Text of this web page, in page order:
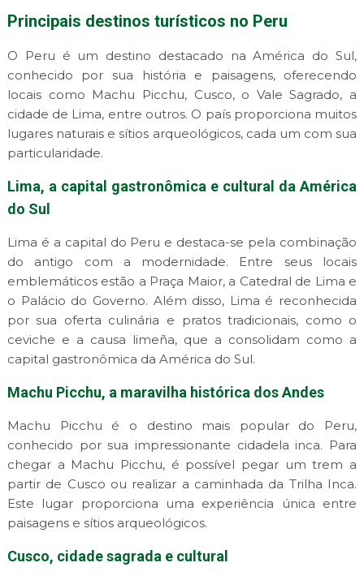
Principais destinos turísticos no Peru
O Peru é um destino destacado na América do Sul,
conhecido por sua história e paisagens, oferecendo
locais como Machu Picchu, Cusco, o Vale Sagrado, a
cidade de Lima, entre outros. O país proporciona muitos
lugares naturais e sítios arqueológicos, cada um com sua
particularidade.
Lima, a capital gastronômica e cultural da América
do Sul
Lima é a capital do Peru e destaca-se pela combinação
do antigo com a modernidade. Entre seus locais
emblemáticos estão a Praça Maior, a Catedral de Lima e
o Palácio do Governo. Além disso, Lima é reconhecida
por sua oferta culinária e pratos tradicionais, como o
ceviche e a causa limeña, que a consolidam como a
capital gastronômica da América do Sul.
Machu Picchu, a maravilha histórica dos Andes
Machu Picchu é o destino mais popular do Peru,
conhecido por sua impressionante cidadela inca. Para
chegar a Machu Picchu, é possível pegar um trem a
partir de Cusco ou realizar a caminhada da Trilha Inca.
Este lugar proporciona uma experiência única entre
paisagens e sítios arqueológicos.
Cusco, cidade sagrada e cultural